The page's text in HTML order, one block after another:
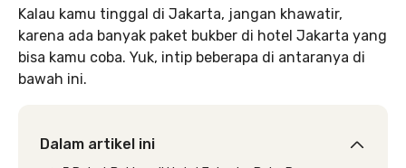
Kalau kamu tinggal di Jakarta, jangan khawatir,
karena ada banyak paket bukber di hotel Jakarta yang
bisa kamu coba. Yuk, intip beberapa di antaranya di
bawah ini.
Dalam artikel ini